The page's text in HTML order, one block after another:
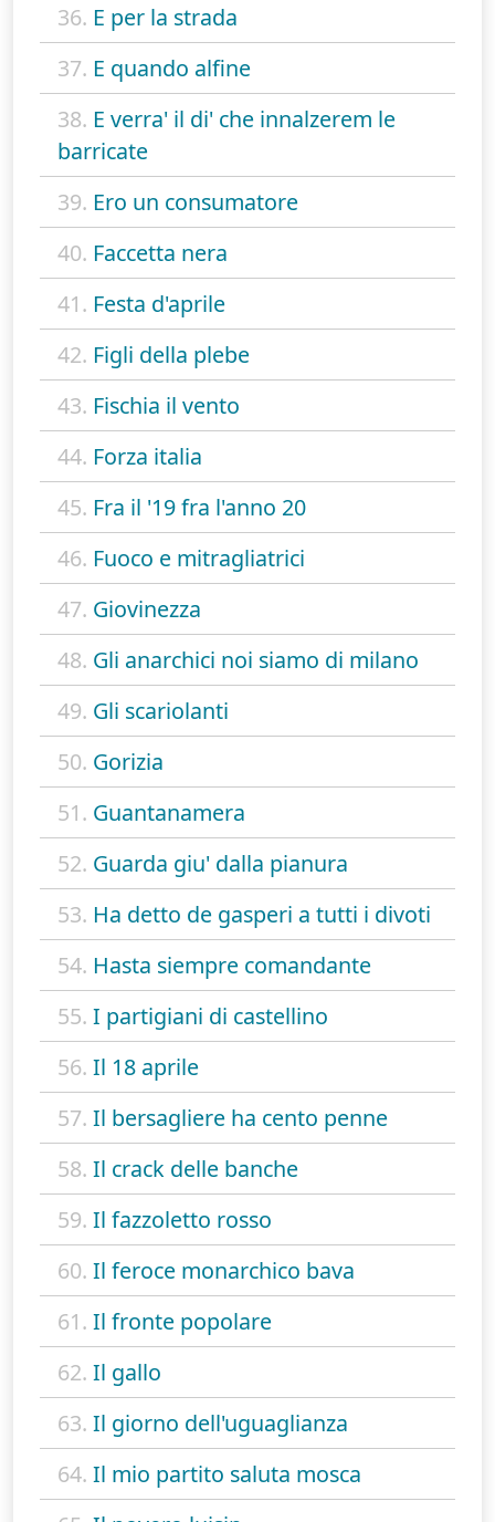
36. E per la strada
37. E quando alfine
38. E verra' il di' che innalzerem le
barricate
39. Ero un consumatore
40. Faccetta nera
41. Festa d'aprile
42. Figli della plebe
43. Fischia il vento
44. Forza italia
45. Fra il '19 fra l'anno 20
46. Fuoco e mitragliatrici
47. Giovinezza
48. Gli anarchici noi siamo di milano
49. Gli scariolanti
50. Gorizia
51. Guantanamera
52. Guarda giu' dalla pianura
53. Ha detto de gasperi a tutti i divoti
54. Hasta siempre comandante
55. I partigiani di castellino
56. Il 18 aprile
57. Il bersagliere ha cento penne
58. Il crack delle banche
59. Il fazzoletto rosso
60. Il feroce monarchico bava
61. Il fronte popolare
62. Il gallo
63. Il giorno dell'uguaglianza
64. Il mio partito saluta mosca